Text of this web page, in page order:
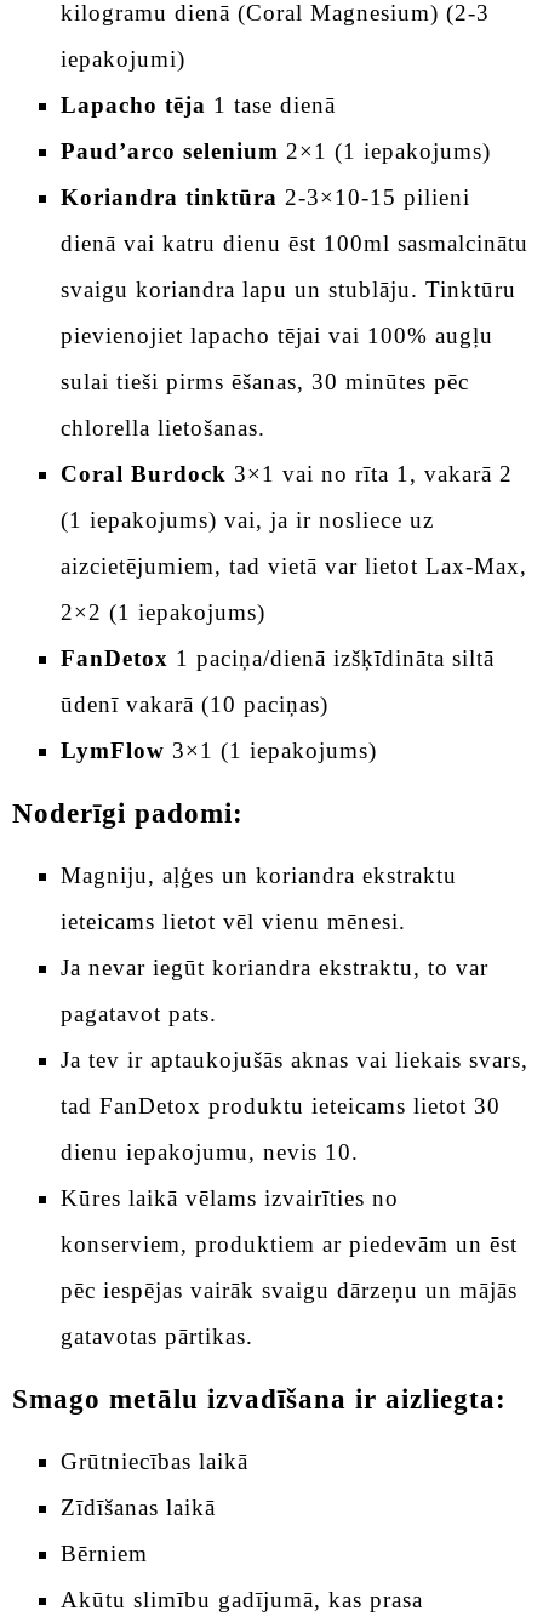
kilogramu dienā (Coral Magnesium) (2-3
iepakojumi)
Lapacho tēja 1 tase dienā
Paud’arco selenium 2×1 (1 iepakojums)
Koriandra tinktūra 2-3×10-15 pilieni
dienā vai katru dienu ēst 100ml sasmalcinātu
svaigu koriandra lapu un stublāju. Tinktūru
pievienojiet lapacho tējai vai 100% augļu
sulai tieši pirms ēšanas, 30 minūtes pēc
chlorella lietošanas.
Coral Burdock 3×1 vai no rīta 1, vakarā 2
(1 iepakojums) vai, ja ir nosliece uz
aizcietējumiem, tad vietā var lietot Lax-Max,
2×2 (1 iepakojums)
FanDetox 1 paciņa/dienā izšķīdināta siltā
ūdenī vakarā (10 paciņas)
LymFlow 3×1 (1 iepakojums)
Noderīgi padomi:
Magniju, aļģes un koriandra ekstraktu
ieteicams lietot vēl vienu mēnesi.
Ja nevar iegūt koriandra ekstraktu, to var
pagatavot pats.
Ja tev ir aptaukojušās aknas vai liekais svars,
tad FanDetox produktu ieteicams lietot 30
dienu iepakojumu, nevis 10.
Kūres laikā vēlams izvairīties no
konserviem, produktiem ar piedevām un ēst
pēc iespējas vairāk svaigu dārzeņu un mājās
gatavotas pārtikas.
Smago metālu izvadīšana ir aizliegta:
Grūtniecības laikā
Zīdīšanas laikā
Bērniem
Akūtu slimību gadījumā, kas prasa